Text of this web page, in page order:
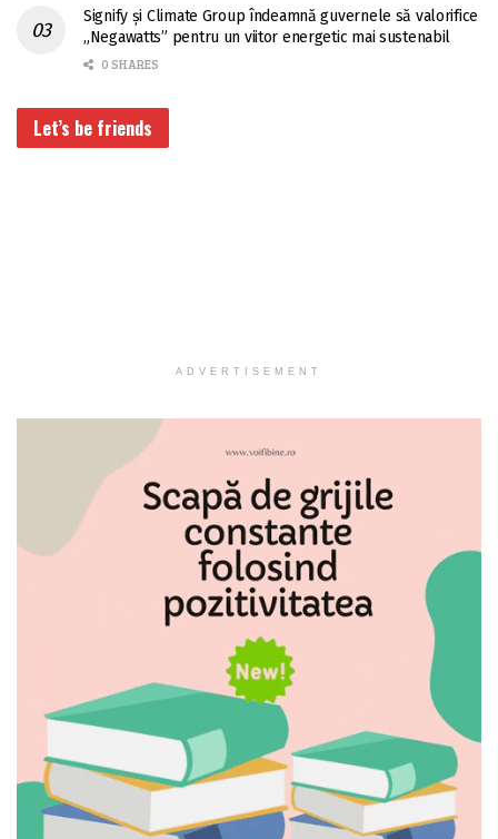
Signify și Climate Group îndeamnă guvernele să valorifice
„Negawatts” pentru un viitor energetic mai sustenabil
0 SHARES
Let’s be friends
ADVERTISEMENT